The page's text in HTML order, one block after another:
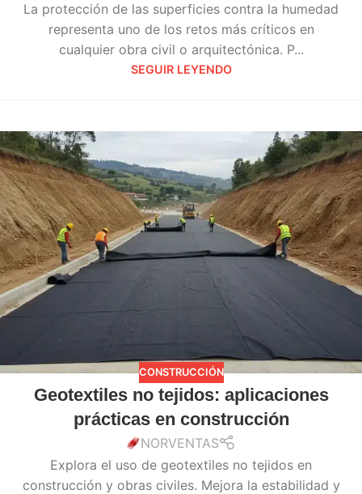
La protección de las superficies contra la humedad
representa uno de los retos más críticos en
cualquier obra civil o arquitectónica. P...
SEGUIR LEYENDO
CONSTRUCCIÓN
Geotextiles no tejidos: aplicaciones
prácticas en construcción
NORVENTAS
Explora el uso de geotextiles no tejidos en
construcción y obras civiles. Mejora la estabilidad y